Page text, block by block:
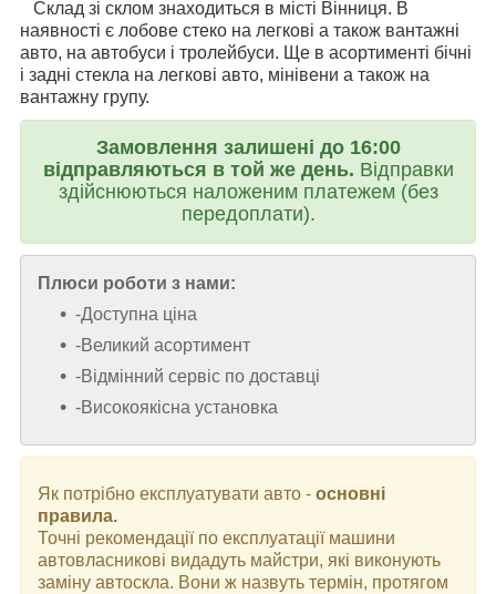
Склад зі склом знаходиться в місті Вінниця. В
наявності є лобове стеко на легкові а також вантажні
авто, на автобуси і тролейбуси. Ще в асортименті бічні
і задні стекла на легкові авто, мінівени а також на
вантажну групу.
Замовлення залишені до 16:00
відправляються в той же день. Відправки
здійснюються наложеним платежем (без
передоплати).
Плюси роботи з нами:
-Доступна ціна
-Великий асортимент
-Відмінний сервіс по доставці
-Високоякісна установка
Як потрібно експлуатувати авто - основні
правила.
Точні рекомендації по експлуатації машини
автовласникові видадуть майстри, які виконують
заміну автоскла. Вони ж назвуть термін, протягом